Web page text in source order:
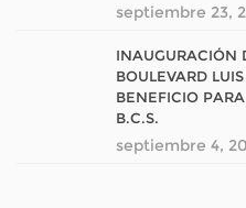
septiembre 23,
INAUGURACIÓN
BOULEVARD
BENEFICIO
B.C.S.
septiembre 4,